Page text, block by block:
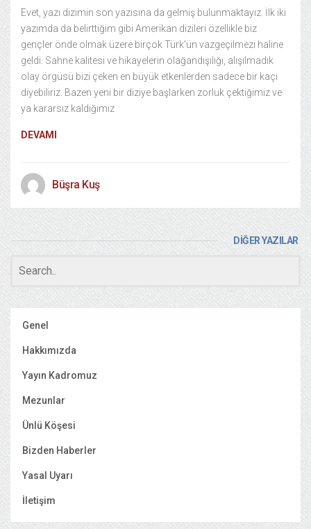
Evet, yazı dizimin son yazısına da gelmiş bulunmaktayız. İlk iki
yazımda da belirttiğim gibi Amerikan dizileri özellikle biz
gençler önde olmak üzere birçok Türk’ün vazgeçilmezi haline
geldi. Sahne kalitesi ve hikayelerin olağandışılığı, alışılmadık
olay örgüsü bizi çeken en büyük etkenlerden sadece bir kaçı
diyebiliriz. Bazen yeni bir diziye başlarken zorluk çektiğimiz ve
ya kararsız kaldığımız
DEVAMI
Büşra Kuş
DİĞER YAZILAR
Genel
Hakkımızda
Yayın Kadromuz
Mezunlar
Ünlü Köşesi
Bizden Haberler
Yasal Uyarı
İletişim